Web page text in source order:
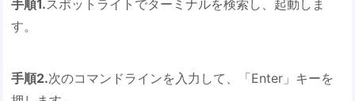
手順1.スポットライトでターミナルを検索し、起動しま
す。
手順2.次のコマンドラインを入力して、「Enter」キーを